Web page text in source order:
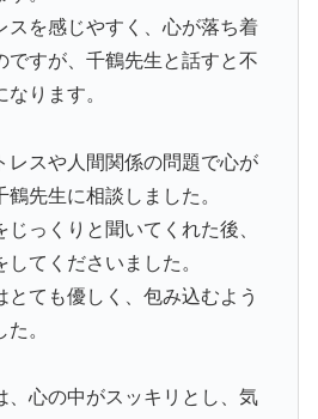
スを感じやすく、心が落ち着
ですが、千鶴先生と話すと不
ります。
レスや人間関係の問題で心が
先生に相談しました。
っくりと聞いてくれた後、
てくださいました。
とても優しく、包み込むよう
。
、心の中がスッキリとし、気